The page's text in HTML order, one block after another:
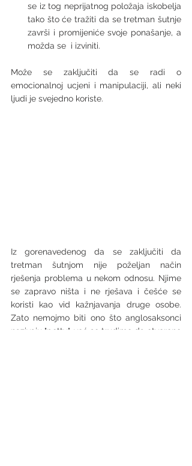
se iz tog neprijatnog položaja iskobelja
tako što će tražiti da se tretman šutnje
završi i promijeniće svoje ponašanje, a
možda se  i izviniti.
Može se zaključiti da se radi o
emocionalnoj ucjeni i manipulaciji, ali neki
ljudi je svejedno koriste.
Iz gorenavedenog da se zaključiti da
tretman šutnjom nije poželjan način
rješenja problema u nekom odnosu. Njime
se zapravo ništa i ne rješava i češće se
koristi kao vid kažnjavanja druge osobe.
Zato nemojmo biti ono što anglosaksonci
nazivaju "petty", već se trudimo da otvoreno